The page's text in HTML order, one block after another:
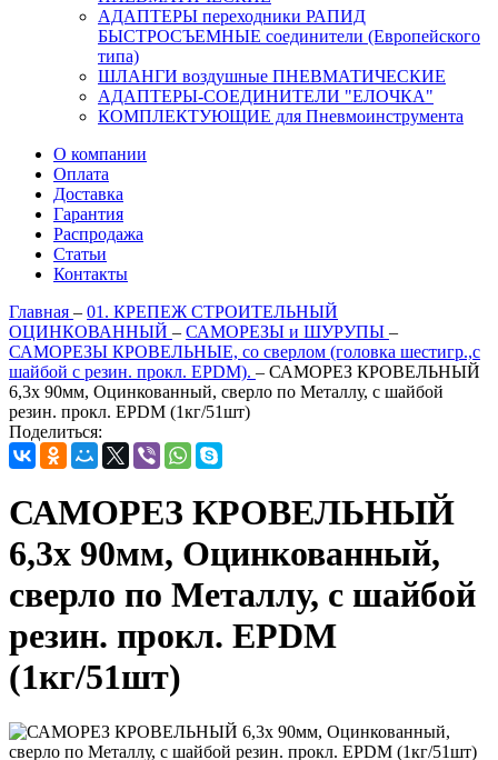
АДАПТЕРЫ переходники РАПИД
БЫСТРОСЪЕМНЫЕ соединители (Европейского
типа)
ШЛАНГИ воздушные ПНЕВМАТИЧЕСКИЕ
АДАПТЕРЫ-СОЕДИНИТЕЛИ "ЕЛОЧКА"
КОМПЛЕКТУЮЩИЕ для Пневмоинструмента
О компании
Оплата
Доставка
Гарантия
Распродажа
Статьи
Контакты
Главная – 01. КРЕПЕЖ СТРОИТЕЛЬНЫЙ
ОЦИНКОВАННЫЙ – САМОРЕЗЫ и ШУРУПЫ –
САМОРЕЗЫ КРОВЕЛЬНЫЕ, со сверлом (головка шестигр.,с
шайбой с резин. прокл. EPDM). – САМОРЕЗ КРОВЕЛЬНЫЙ
6,3х 90мм, Оцинкованный, сверло по Металлу, с шайбой
резин. прокл. EPDM (1кг/51шт)
Поделиться:
САМОРЕЗ КРОВЕЛЬНЫЙ
6,3х 90мм, Оцинкованный,
сверло по Металлу, с шайбой
резин. прокл. EPDM
(1кг/51шт)